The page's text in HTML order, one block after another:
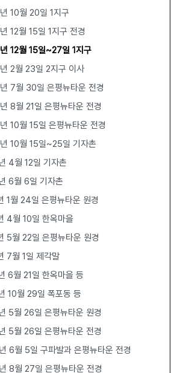
10월 20일 1지구
12월 15일 1지구 전경
12월 15일~27일 1지구
2월 23일 2지구 이사
7월 30일 은평뉴타운 전경
8월 21일 은평뉴타운 전경
10월 15일 은평뉴타운 전경
10월 15일~25일 기자촌
4월 12일 기자촌
6월 6일 기자촌
1월 24일 은평뉴타운 원경
4월 10일 한옥마을
5월 22일 은평뉴타운 원경
7월 1일 제각말
6월 21일 한옥마을 등
10월 29일 폭포동 등
5월 26일 은평뉴타운 원경
5월 26일 은평뉴타운 전경
6월 5일 구파발과 은평뉴타운 전경
8월 27일 은평뉴타운 전경